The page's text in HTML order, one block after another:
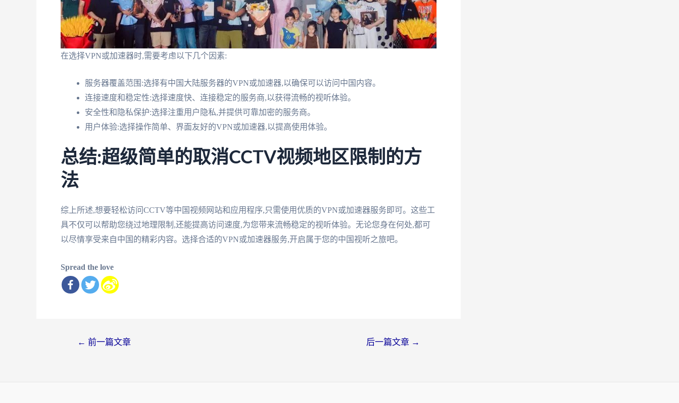
在选择VPN或加速器时,需要考虑以下几个因素:
服务器覆盖范围:选择有中国大陆服务器的VPN或加速器,以确保可以访问中国内容。
连接速度和稳定性:选择速度快、连接稳定的服务商,以获得流畅的视听体验。
安全性和隐私保护:选择注重用户隐私,并提供可靠加密的服务商。
用户体验:选择操作简单、界面友好的VPN或加速器,以提高使用体验。
总结:超级简单的取消CCTV视频地区限制的方
法
综上所述,想要轻松访问CCTV等中国视频网站和应用程序,只需使用优质的VPN或加速器服务即可。这些工
具不仅可以帮助您绕过地理限制,还能提高访问速度,为您带来流畅稳定的视听体验。无论您身在何处,都可
以尽情享受来自中国的精彩内容。选择合适的VPN或加速器服务,开启属于您的中国视听之旅吧。
Spread the love
← 前一篇文章 后一篇文章 →